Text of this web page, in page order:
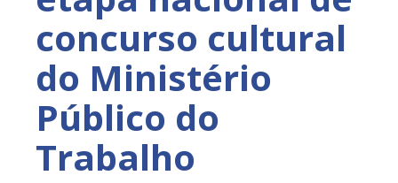
concurso cultural
do Ministério
Público do
Trabalho